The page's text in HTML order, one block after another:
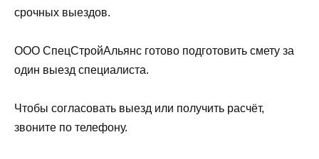
срочных выездов.
ООО СпецСтройАльянс готово подготовить смету за
один выезд специалиста.
Чтобы согласовать выезд или получить расчёт,
звоните по телефону.